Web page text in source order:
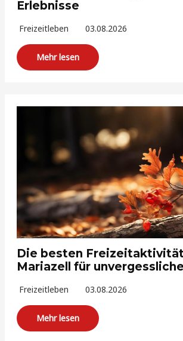
Erlebnisse
Freizeitleben 03.08.2026
Mehr lesen
Die besten
Mariazell für
Freizeitleben 03.08.2026
Mehr lesen